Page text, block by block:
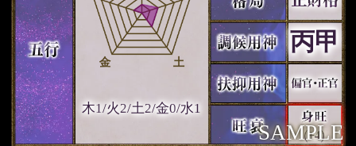
丙甲
木1 火2 土2 金0 水1
SAMPLE